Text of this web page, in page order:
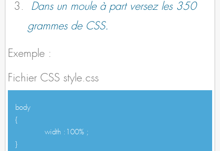
Dans un moule à part versez les 350
grammes de CSS.
Exemple :
Fichier CSS style.css
{
width :100% ;
}